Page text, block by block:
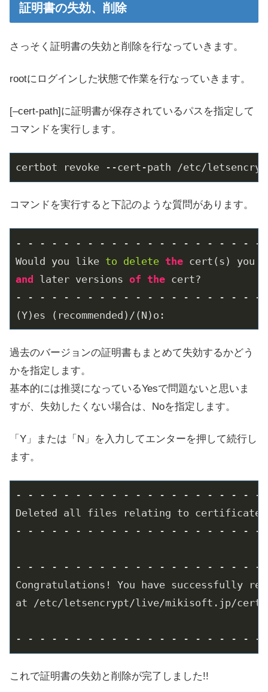
証明書の失効、削除
さっそく証明書の失効と削除を行なっていきます。
rootにログインした状態で作業を行なっていきます。
[–cert-path]に証明書が保存されているパスを指定して
コマンドを実行します。
certbot revoke --cert-path /etc/
コマンドを実行すると下記のような質問があります。
- - - - - - - - - - - - - - - - - - - -
Would you like to delete the cert(s) you
and later versions of the cert?
- - - - - - - - - - - - - - - - - - - -
(Y)es (recommended)/(N)o:
過去のバージョンの証明書もまとめて失効するかどう
かを指定します。
基本的には推奨になっているYesで問題ないと思いま
すが、失効したくない場合は、Noを指定します。
「Y」または「N」を入力してエンターを押して続行し
ます。
-
Deleted all files relating to certificate
-
-
Congratulations! You have successfully
at /etc/letsencrypt/live/mikisoft.jp/
- - - - - - - - - - - - - - - - - - - -
これで証明書の失効と削除が完了しました!!